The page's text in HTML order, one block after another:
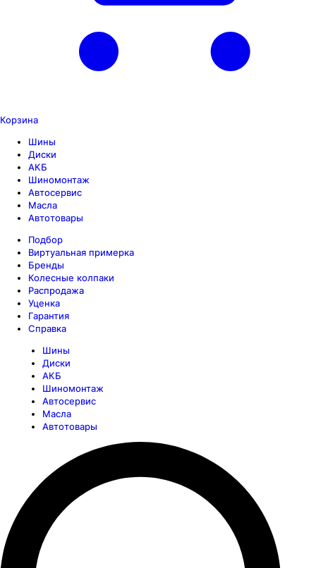
Корзина
Шины
Диски
АКБ
Шиномонтаж
Автосервис
Масла
Автотовары
Подбор
Виртуальная примерка
Бренды
Колесные колпаки
Распродажа
Уценка
Гарантия
Справка
Шины
Диски
АКБ
Шиномонтаж
Автосервис
Масла
Автотовары